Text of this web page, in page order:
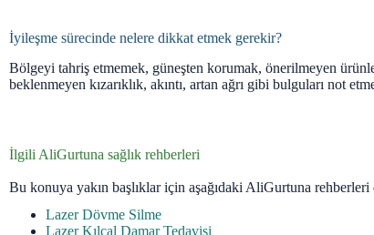
İyileşme sürecinde nelere dikkat etmek gerekir?
Bölgeyi tahriş etmemek, güneşten korumak, önerilmeyen
beklenmeyen kızarıklık, akıntı, artan ağrı gibi bulguları not
İlgili AliGurtuna sağlık rehberleri
Bu konuya yakın başlıklar için aşağıdaki AliGurtuna
Lazer Dövme Silme
Lazer Kılcal Damar Tedavisi